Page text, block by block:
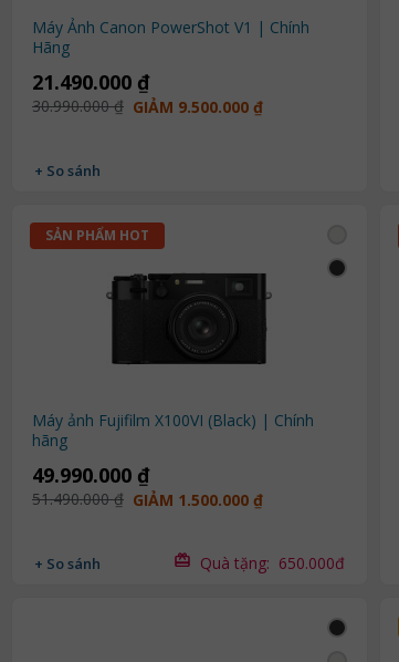
Máy Ảnh Canon PowerShot V1 | Chính
Hãng
21.490.000 ₫
30.990.000 ₫ GIẢM 9.500.000 ₫
+ So sánh
Máy ảnh Fujifilm X100VI (Black) | Chính
hãng
49.990.000 ₫
51.490.000 ₫ GIẢM 1.500.000 ₫
+ So sánh Quà tặng: 650.000đ
SẢN PHẨM HOT